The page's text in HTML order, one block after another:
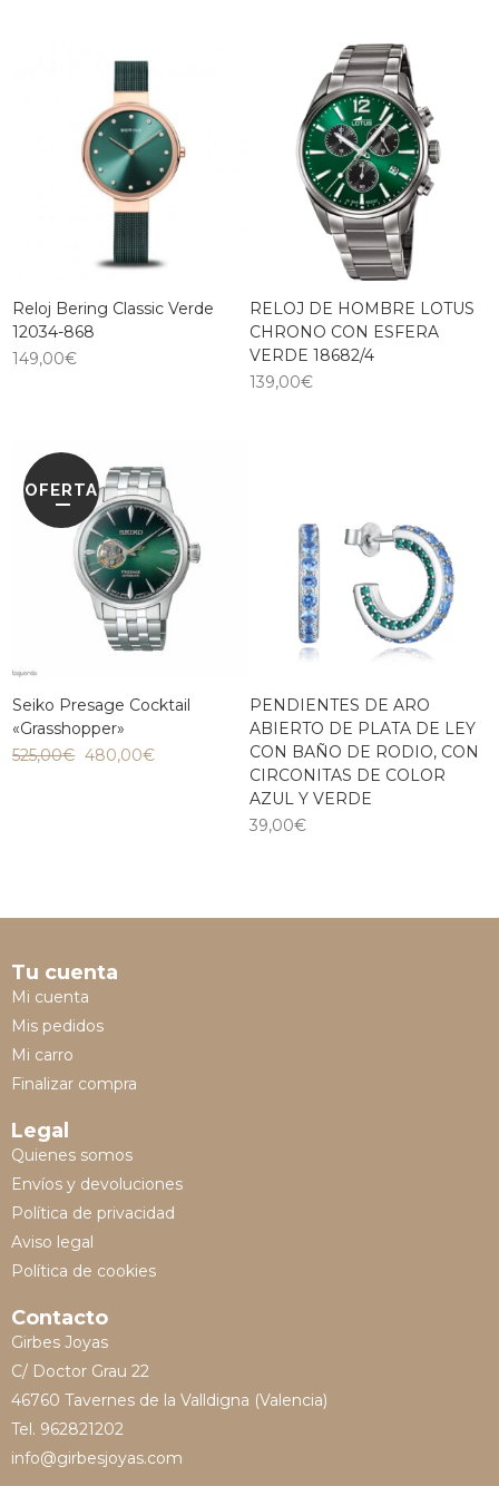
Reloj Bering Classic Verde
12034-868
149,00€
RELOJ DE HOMBRE LOTUS
CHRONO CON ESFERA
VERDE 18682/4
139,00€
OFERTA
Seiko Presage Cocktail
«Grasshopper»
525,00€ 480,00€
PENDIENTES DE ARO
ABIERTO DE PLATA DE LEY
CON BAÑO DE RODIO, CON
CIRCONITAS DE COLOR
AZUL Y VERDE
39,00€
Tu cuenta
Mi cuenta
Mis pedidos
Mi carro
Finalizar compra
Legal
Quienes somos
Envíos y devoluciones
Política de privacidad
Aviso legal
Política de cookies
Contacto
Girbes Joyas
C/ Doctor Grau 22
46760 Tavernes de la Valldigna (Valencia)
Tel. 962821202
info@girbesjoyas.com